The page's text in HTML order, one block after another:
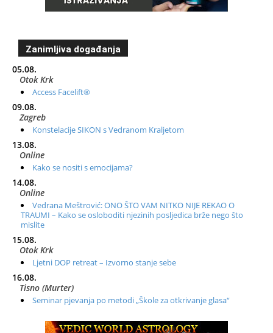
Zanimljiva događanja
05.08.
Otok Krk
Access Facelift®
09.08.
Zagreb
Konstelacije SIKON s Vedranom Kraljetom
13.08.
Online
Kako se nositi s emocijama?
14.08.
Online
Vedrana Meštrović: ONO ŠTO VAM NITKO NIJE REKAO O
TRAUMI – Kako se osloboditi njezinih posljedica brže nego što
mislite
15.08.
Otok Krk
Ljetni DOP retreat – Izvorno stanje sebe
16.08.
Tisno (Murter)
Seminar pjevanja po metodi „Škole za otkrivanje glasa“